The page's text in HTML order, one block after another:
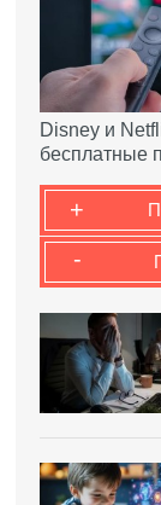
Disney и
бесплатные
+
-